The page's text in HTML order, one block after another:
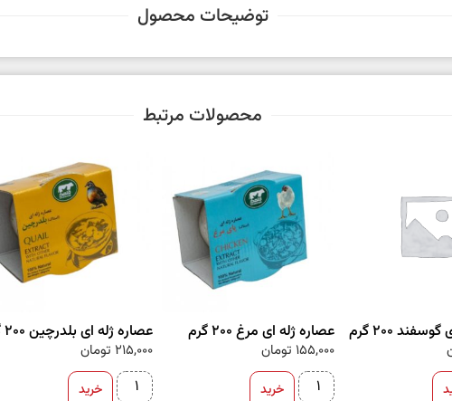
توضیحات محصول
محصولات مرتبط
200 گرم عصاره ژله ای مرغ 200 گرم
155,000 تومان
خرید
عصاره ژله ای بلدرچین 200 گرم
215,000 تومان
خرید